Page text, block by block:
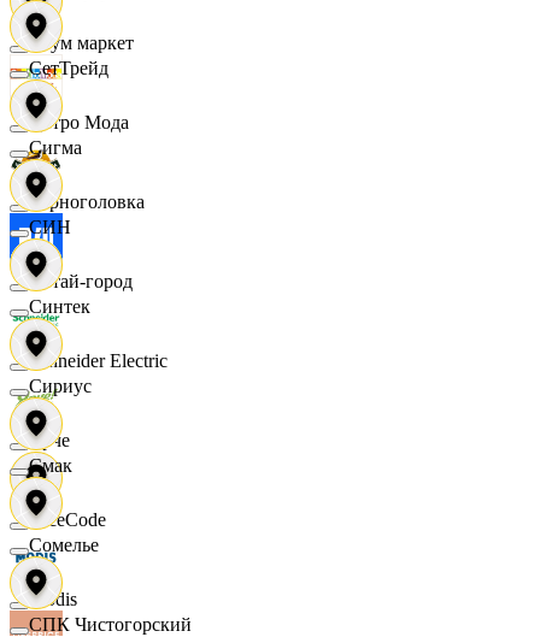
Хоум маркет
Цетро Мода
Черноголовка
Читай-город
Schneider Electric
Ярче
FaceCode
Modis
СетТрейд
Сигма
СИН
Синтек
Сириус
Смак
Сомелье
СПК Чистогорский